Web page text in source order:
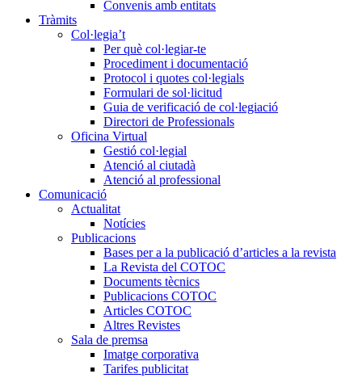
Convenis amb entitats
Tràmits
Col·legia’t
Per què col·legiar-te
Procediment i documentació
Protocol i quotes col·legials
Formulari de sol·licitud
Guia de verificació de col·legiació
Directori de Professionals
Oficina Virtual
Gestió col·legial
Atenció al ciutadà
Atenció al professional
Comunicació
Actualitat
Notícies
Publicacions
Bases per a la publicació d’articles a la revista
La Revista del COTOC
Documents tècnics
Publicacions COTOC
Articles COTOC
Altres Revistes
Sala de premsa
Imatge corporativa
Tarifes publicitat